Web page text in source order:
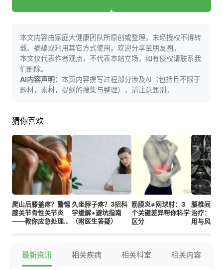
本文内容由家庭大健康团队所原创或整理，未经授权不得转
载、摘编或利用其它方式使用。欢迎分享至朋友圈。
本文仅代表作者观点，不代表本站立场，如有侵权请联系我
们删除。
AI内容声明： 本页内容撰写过程部分涉及AI（包括且不限于
题材，素材，提纲的搜集与整理），请注意甄别。
猜你喜欢
爬山后膝盖疼？警惕
膝关节骨性关节炎
——教你应急处理
久坐脖子疼？3招科
学缓解+避坑指南
（附医生答疑）
筋膜炎≠网球肘：3
个关键差异帮你科学
区分
腰椎间盘
治疗：止
用与风险
最新资讯 相关疾病 相关科室 相关内容